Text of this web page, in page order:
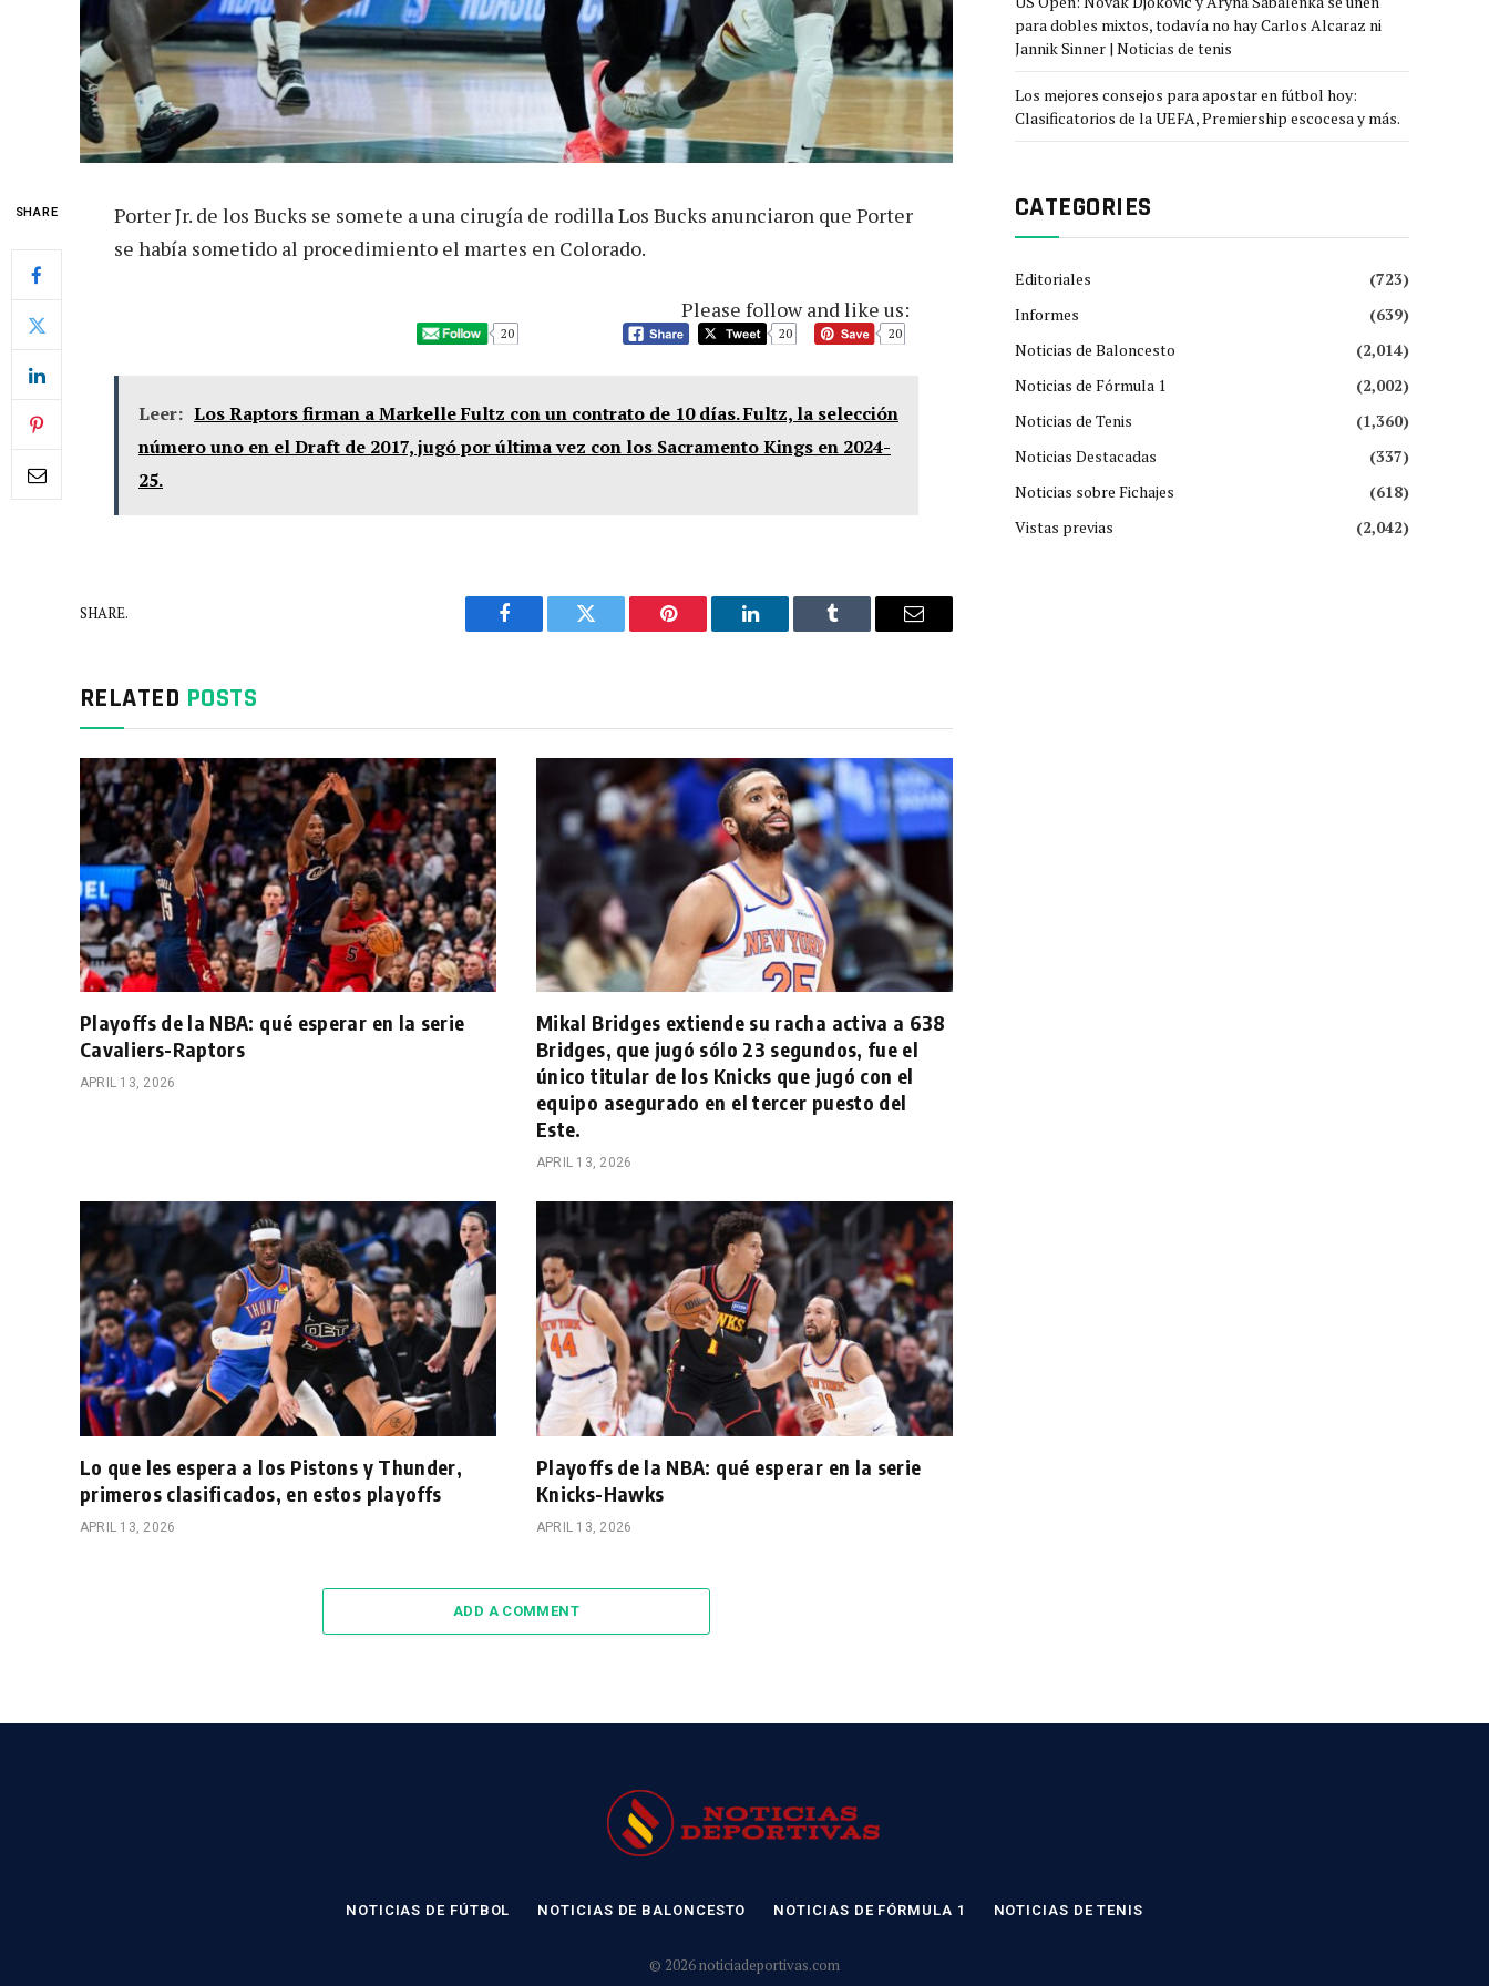
SHARE
Porter Jr. de los Bucks se somete a una cirugía de rodilla Los Bucks anunciaron que Porter
se había sometido al procedimiento el martes en Colorado.
Please follow and like us:
20 20 20
Leer: Los Raptors firman a Markelle Fultz con un contrato de 10 días. Fultz, la selección
número uno en el Draft de 2017, jugó por última vez con los Sacramento Kings en 2024-
25.
SHARE.
Facebook Twitter Pinterest LinkedIn Tumblr Email
RELATED POSTS
Playoffs de la NBA: qué esperar en la serie
Cavaliers-Raptors
APRIL 13, 2026
Mikal Bridges extiende su racha activa a 638
Bridges, que jugó sólo 23 segundos, fue el
único titular de los Knicks que jugó con el
equipo asegurado en el tercer puesto del
Este.
APRIL 13, 2026
Lo que les espera a los Pistons y Thunder,
primeros clasificados, en estos playoffs
APRIL 13, 2026
Playoffs de la NBA: qué esperar en la serie
Knicks-Hawks
APRIL 13, 2026
ADD A COMMENT
para dobles mixtos, todavía no hay Carlos Alcaraz ni
Jannik Sinner | Noticias de tenis
Los mejores consejos para apostar en fútbol hoy:
Clasificatorios de la UEFA, Premiership escocesa y más.
CATEGORIES
Editoriales
(723)
Informes
(639)
Noticias de Baloncesto
(2,014)
Noticias de Fórmula 1
(2,002)
Noticias de Tenis
(1,360)
Noticias Destacadas
(337)
Noticias sobre Fichajes
(618)
Vistas previas
(2,042)
NOTICIAS DE FÚTBOL NOTICIAS DE BALONCESTO NOTICIAS DE FÓRMULA 1 NOTICIAS DE TENIS
© 2026 noticiadeportivas.com